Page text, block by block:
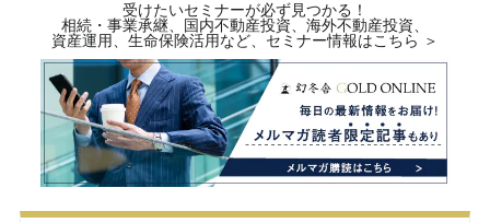
受けたいセミナーが必ず見つかる！
相続・事業承継、国内不動産投資、海外不動産投資、
資産運用、生命保険活用など、セミナー情報はこちら ＞